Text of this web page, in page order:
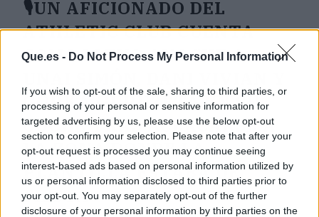
Que.es - Do Not Process My Personal Information
If you wish to opt-out of the sale, sharing to third parties, or
processing of your personal or sensitive information for
targeted advertising by us, please use the below opt-out
section to confirm your selection. Please note that after your
opt-out request is processed you may continue seeing
interest-based ads based on personal information utilized by
us or personal information disclosed to third parties prior to
your opt-out. You may separately opt-out of the further
disclosure of your personal information by third parties on the
🎙️UN AFICIONADO DEL
ATHLETIC CLUB CUENTA
COMO LLEVO ANOCHE A
GORKA GURUZETA EN SU
COCHE TRAS ACERCARSE A
LA ZONA DONDE LA
PLANTILLA ESTABA DE
FIESTA